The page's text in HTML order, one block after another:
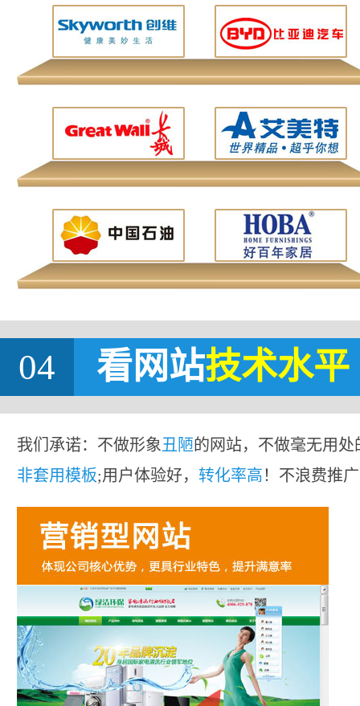
04 看网站技术水平
我们承诺：不做形象丑陋的网站，不做毫无用处
非套用模板;用户体验好， 转化率高！不浪费推